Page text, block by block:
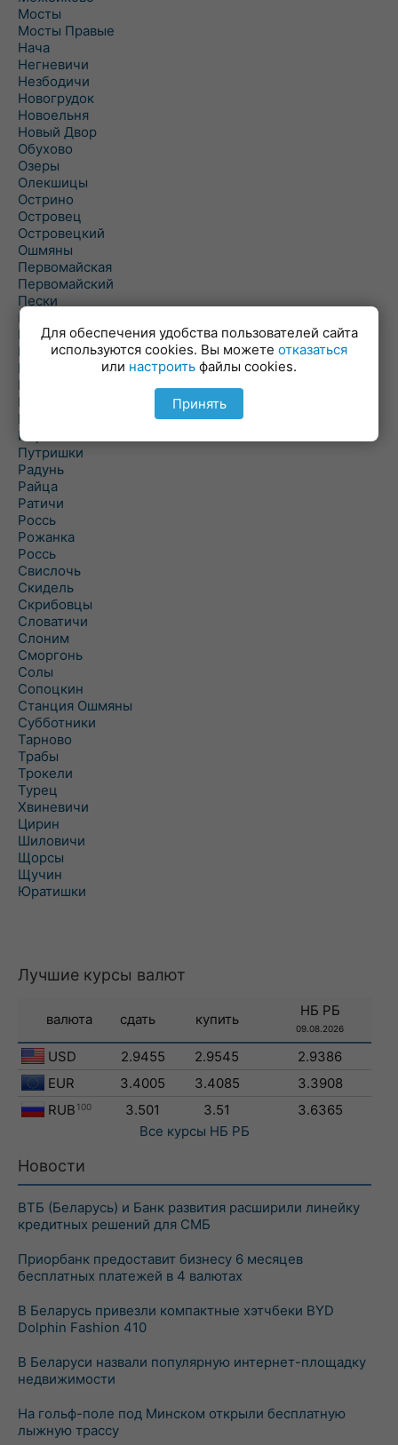
Мосты
Мосты Правые
Нача
Негневичи
Незбодичи
Новогрудок
Новоельня
Новый Двор
Обухово
Озеры
Олекшицы
Острино
Островец
Островецкий
Ошмяны
Первомайская
Первомайский
Пески
Петревичи
Погородно
Пограничный
Подлабенье
Подольцы
Подороск
Поречье
Порозово
Путришки
Радунь
Райца
Ратичи
Роcсь
Рожанка
Россь
Свислочь
Скидель
Скрибовцы
Словатичи
Слоним
Сморгонь
Солы
Сопоцкин
Станция Ошмяны
Субботники
Тарново
Трабы
Трокели
Турец
Хвиневичи
Цирин
Шиловичи
Щорсы
Щучин
Юратишки
Лучшие курсы валют
валюта сдать купить
НБ РБ
09.08.2026
USD 2.9455 2.9545
2.9386
EUR
3.4005 3.4085
3.3908
RUB 100 3.501 3.51
3.6365
Все курсы НБ РБ
Новости
ВТБ (Беларусь) и Банк развития расширили линейку
кредитных решений для СМБ
Приорбанк предоставит бизнесу 6 месяцев
бесплатных платежей в 4 валютах
В Беларусь привезли компактные хэтчбеки BYD
Dolphin Fashion 410
В Беларуси назвали популярную интернет-площадку
недвижимости
На гольф-поле под Минском открыли бесплатную
лыжную трассу
Для обеспечения удобства пользователей сайта
используются cookies. Вы можете отказаться
или настроить файлы cookies.
Принять